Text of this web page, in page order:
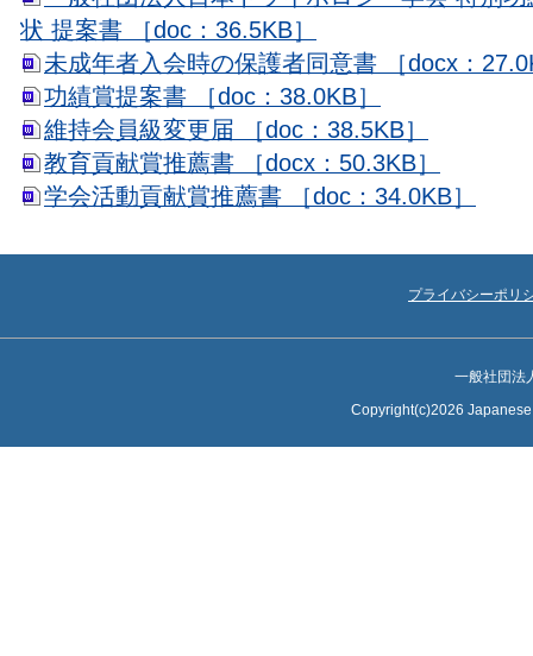
状 提案書 ［doc：36.5KB］
未成年者入会時の保護者同意書 ［docx：
功績賞提案書 ［doc：38.0KB］
維持会員級変更届 ［doc：38.5KB］
教育貢献賞推薦書 ［docx：50.3KB］
学会活動貢献賞推薦書 ［doc：34.0KB］
プライバシーポリ
一般社団法
Copyright(c)2026